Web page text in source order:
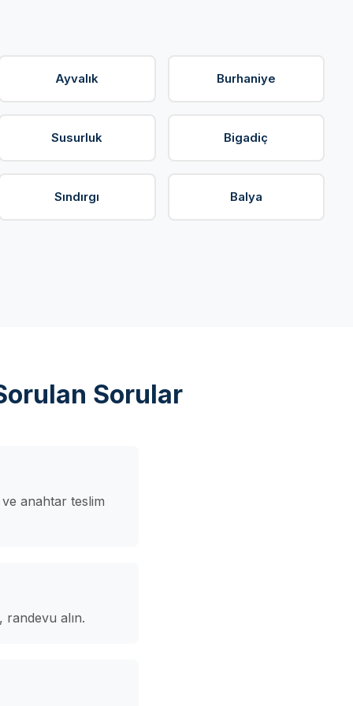
Ayvalık Burhaniye
Susurluk Bigadiç
Sındırgı Balya
Sorular
anahtar teslim
alın.